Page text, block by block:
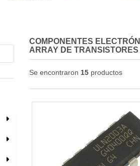
COMPONENTES
ARRAY DE TRANSISTORES
Se encontraron 15 productos